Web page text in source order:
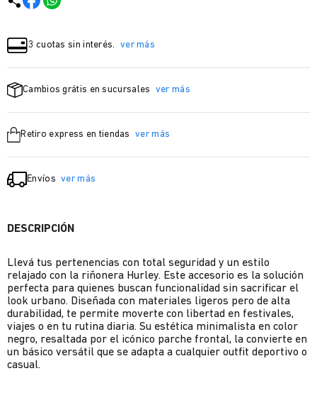
3 cuotas sin interés. ver más
Cambios grátis en sucursales ver más
Retiro express en tiendas ver más
Envíos ver más
DESCRIPCIÓN
Llevá tus pertenencias con total seguridad y un estilo
relajado con la riñonera Hurley. Este accesorio es la solución
perfecta para quienes buscan funcionalidad sin sacrificar el
look urbano. Diseñada con materiales ligeros pero de alta
durabilidad, te permite moverte con libertad en festivales,
viajes o en tu rutina diaria. Su estética minimalista en color
negro, resaltada por el icónico parche frontal, la convierte en
un básico versátil que se adapta a cualquier outfit deportivo o
casual.